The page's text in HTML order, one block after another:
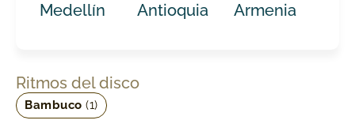
Medellín
Antioquia
Armenia
Ritmos del disco
Bambuco (1)